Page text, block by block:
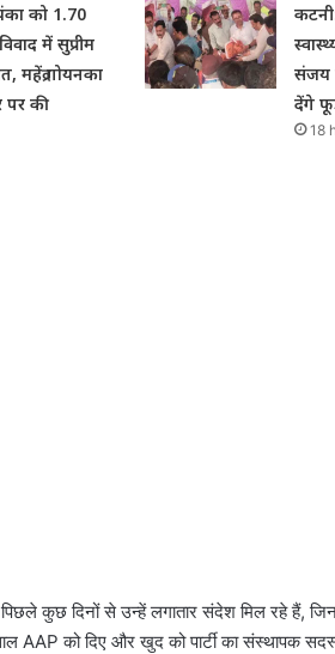
को 1.70
में सुप्रीम
महेंद्र गोयनका
पर की
संजय
देंगे
18
पिछले कुछ दिनों से उन्हें लगातार संदेश मिल रहे
AAP को दिए और खुद को पार्टी का संस्थापक